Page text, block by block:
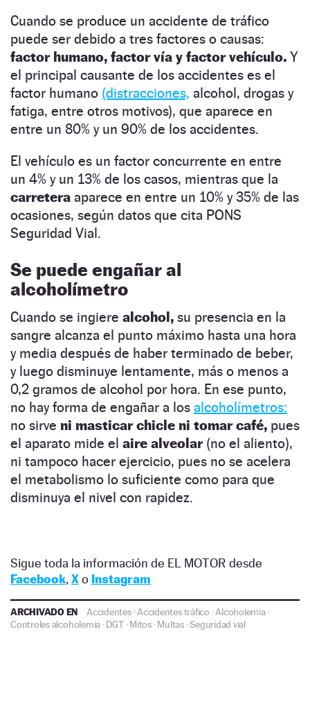
Cuando se produce un accidente de tráfico
puede ser debido a tres factores o causas:
factor humano, factor vía y factor vehículo. Y
el principal causante de los accidentes es el
factor humano (distracciones, alcohol, drogas y
fatiga, entre otros motivos), que aparece en
entre un 80% y un 90% de los accidentes.
El vehículo es un factor concurrente en entre
un 4% y un 13% de los casos, mientras que la
carretera aparece en entre un 10% y 35% de las
ocasiones, según datos que cita PONS
Seguridad Vial.
Se puede engañar al
alcoholímetro
Cuando se ingiere alcohol, su presencia en la
sangre alcanza el punto máximo hasta una hora
y media después de haber terminado de beber,
y luego disminuye lentamente, más o menos a
0,2 gramos de alcohol por hora. En ese punto,
no hay forma de engañar a los alcoholímetros:
no sirve ni masticar chicle ni tomar café, pues
el aparato mide el aire alveolar (no el aliento),
ni tampoco hacer ejercicio, pues no se acelera
el metabolismo lo suficiente como para que
disminuya el nivel con rapidez.
Sigue toda la información de EL MOTOR desde
Facebook, Xo Instagram
ARCHIVADO EN Accidentes· Accidentes tráfico ·Alcoholemia·
Controles alcoholemia ·DGT·Mitos·Multas·Seguridad vial